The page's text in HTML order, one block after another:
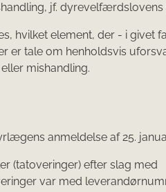
jf. dyrevel­færdslovens
hvilket element, der - i givet
er tale om henholdsvis
mishandling.
anmeldelse af 25.
(tatoveringer) efter slag med
var med